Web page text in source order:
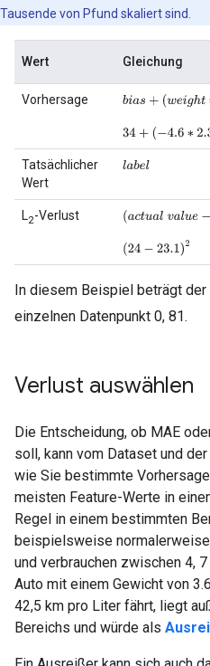
Tausende von Pfund skaliert sind.
Wert Gleichung
Vorhersage bias +(weight∗
34+( −4.6∗ 2.37
Tatsächlicher
Wert
label
L2-Verlust (actual value−p
(24 −23.1 )2
In diesem Beispiel beträgt der
einzelnen Datenpunkt 0, 81.
Verlust auswählen
Die Entscheidung, ob MAE
soll, kann vom Dataset und
wie Sie bestimmte
meisten Feature-Werte in
Regel in einem bestimmten
beispielsweise
und verbrauchen zwischen 4,
Auto mit einem Gewicht von
42,5 km pro Liter fährt, liegt
Bereichs und würde als